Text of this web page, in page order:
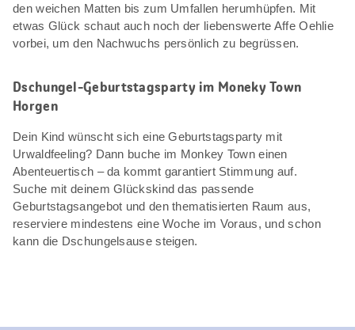
den weichen Matten bis zum Umfallen herumhüpfen. Mit
etwas Glück schaut auch noch der liebenswerte Affe Oehlie
vorbei, um den Nachwuchs persönlich zu begrüssen.
Dschungel-Geburtstagsparty im Moneky Town
Horgen
Dein Kind wünscht sich eine Geburtstagsparty mit
Urwaldfeeling? Dann buche im Monkey Town einen
Abenteuertisch – da kommt garantiert Stimmung auf.
Suche mit deinem Glückskind das passende
Geburtstagsangebot und den thematisierten Raum aus,
reserviere mindestens eine Woche im Voraus, und schon
kann die Dschungelsause steigen.